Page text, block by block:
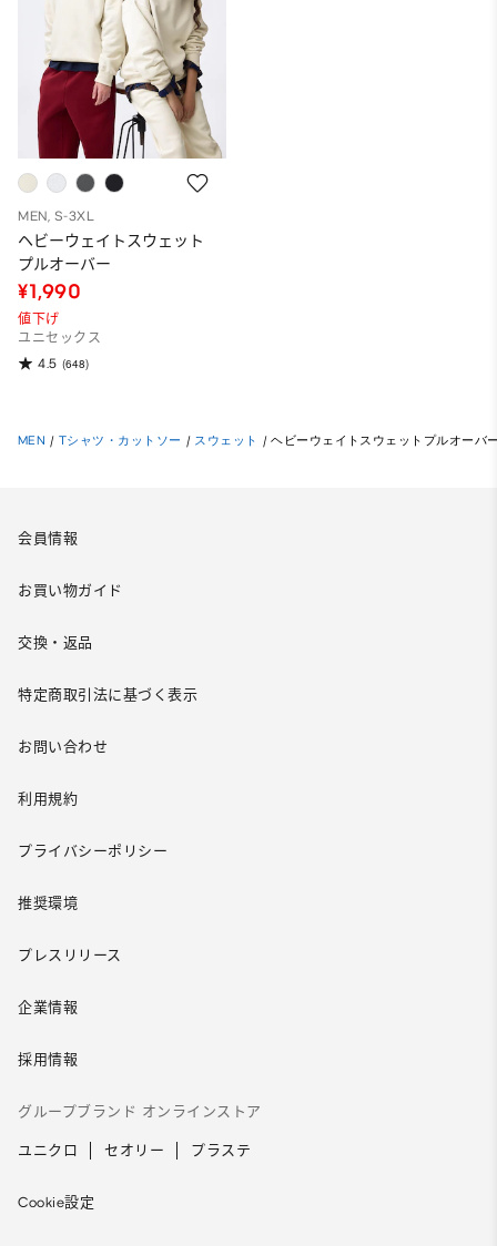
MEN, S-3XL
ヘビーウェイトスウェット
プルオーバー
¥1,990
値下げ
ユニセックス
4.5 (648)
MEN / Tシャツ・カットソー / スウェット / ヘビーウェイトスウェットプルオーバ
会員情報
お買い物ガイド
交換・返品
特定商取引法に基づく表示
お問い合わせ
利用規約
プライバシーポリシー
推奨環境
プレスリリース
企業情報
採用情報
グループブランド オンラインストア
ユニクロ セオリー プラステ
Cookie設定